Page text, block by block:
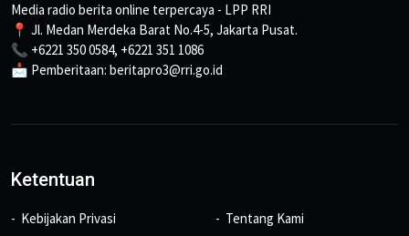
Media radio berita online terpercaya - LPP RRI
📍 Jl. Medan Merdeka Barat No.4-5, Jakarta Pusat.
📞 +6221 350 0584, +6221 351 1086
📩 Pemberitaan: beritapro3@rri.go.id
Ketentuan
Kebijakan Privasi
Tentang Kami